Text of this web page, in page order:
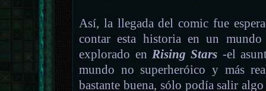
Así, la llegada del comic fue
contar esta historia en un
explorado en Rising Stars -el
mundo no superheróico y más
bastante buena, sólo podía salir